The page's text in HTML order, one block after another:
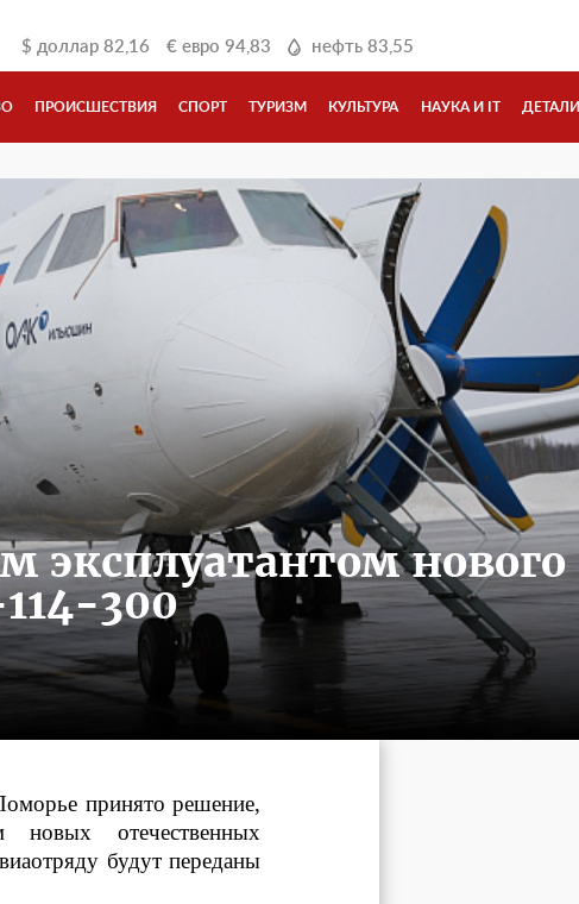
$ доллар 82,16 € евро 94,83 нефть 83,55
ПРОИСШЕСТВИЯ СПОРТ ТУРИЗМ КУЛЬТУРА НАУКА И IT ДЕТАЛИ
эксплуатантом нового
300
принято решение,
новых отечественных
будут переданы